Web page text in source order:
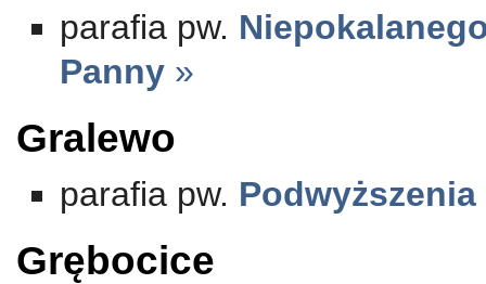
parafia pw.
Panny »
Gralewo
parafia pw.
Grębocice